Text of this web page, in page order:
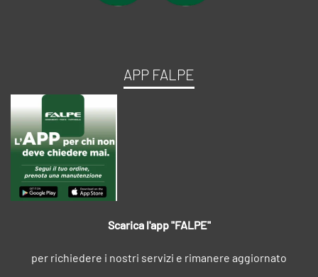
APP FALPE
Scarica l'app "FALPE"
per richiedere i nostri servizi e rimanere aggiornato